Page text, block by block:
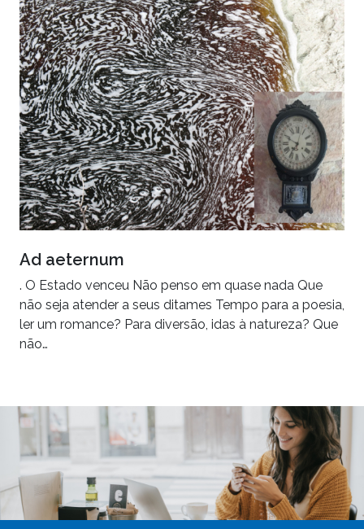
Ad aeternum
. O Estado venceu Não penso em quase nada Que
não seja atender a seus ditames Tempo para a poesia,
ler um romance? Para diversão, idas à natureza? Que
não…